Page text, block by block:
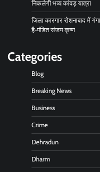
निकलेगी भव्य कांवड़ यात्रा
जिला कारगार रोशनाबाद में
है-पंडित संजय कृष्ण
Categories
Blog
Breaking News
Business
Crime
Dehradun
Dharm